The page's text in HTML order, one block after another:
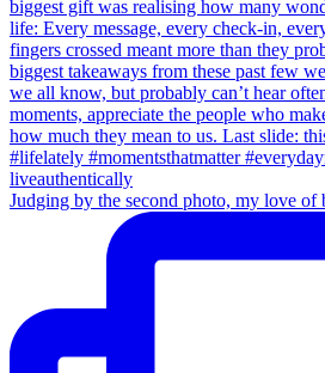
Judging by the second photo, my love of